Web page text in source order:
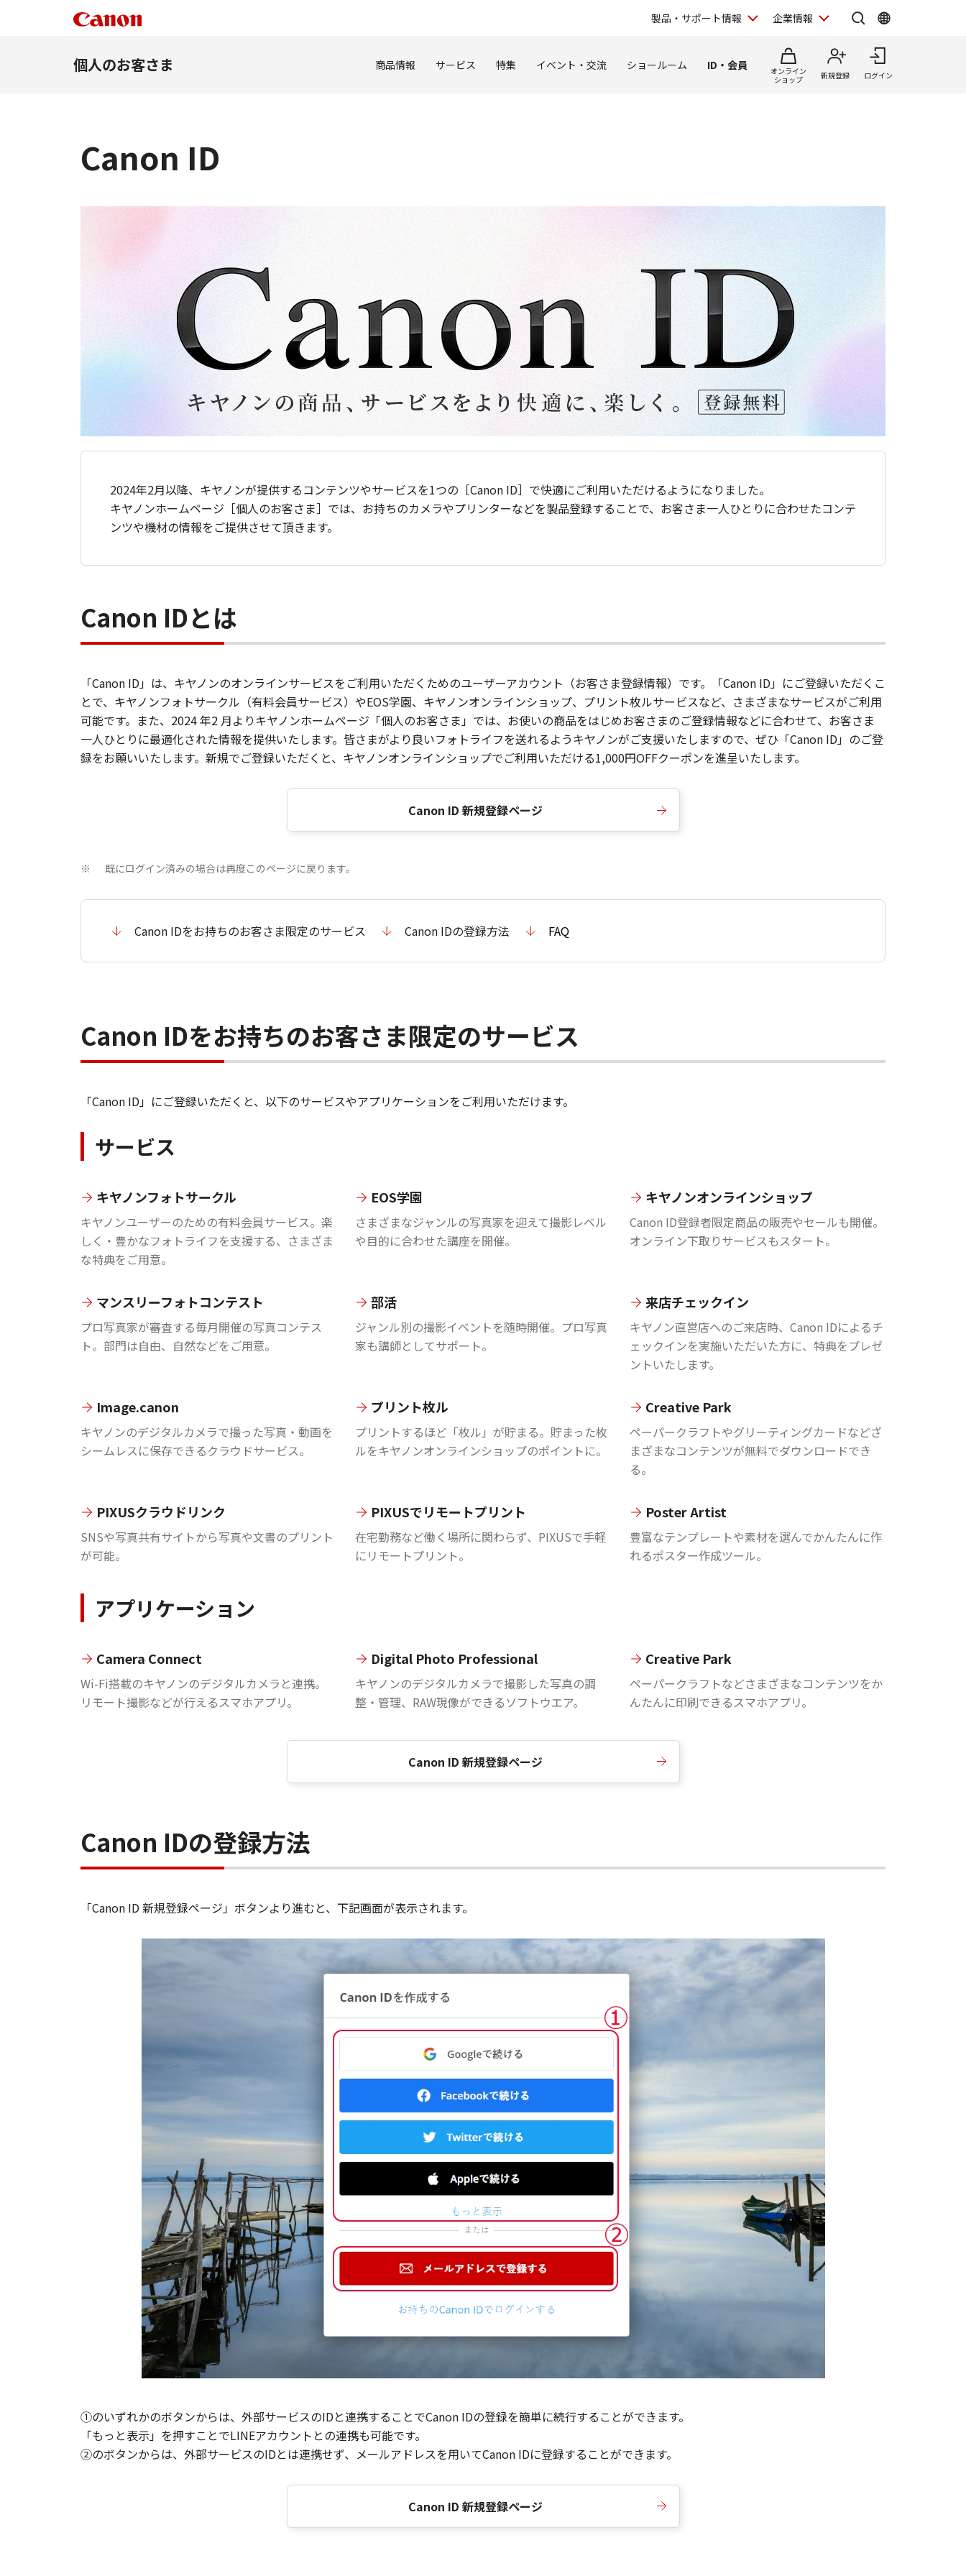
製品・サポート情報 企業情報
個人のお客さま 商品情報 サービス 特集 イベント・交流 ショールーム ID・会員
オンライン
ショップ
新規登録 ログイン
Canon ID
2024年2月以降、キヤノンが提供するコンテンツやサービスを1つの［Canon ID］で快適にご利用いただけるようになりました。
キヤノンホームページ［個人のお客さま］では、お持ちのカメラやプリンターなどを製品登録することで、お客さま一人ひとりに合わせたコンテ
ンツや機材の情報をご提供させて頂きます。
Canon IDとは
「Canon ID」は、キヤノンのオンラインサービスをご利用いただくためのユーザーアカウント（お客さま登録情報）です。「Canon ID」にご登録いただくこ
とで、キヤノンフォトサークル（有料会員サービス）やEOS学園、キヤノンオンラインショップ、プリント枚ルサービスなど、さまざまなサービスがご利用
可能です。また、2024 年2 月よりキヤノンホームページ「個人のお客さま」では、お使いの商品をはじめお客さまのご登録情報などに合わせて、お客さま
一人ひとりに最適化された情報を提供いたします。皆さまがより良いフォトライフを送れるようキヤノンがご支援いたしますので、ぜひ「Canon ID」のご登
録をお願いいたします。新規でご登録いただくと、キヤノンオンラインショップでご利用いただける1,000円OFFクーポンを進呈いたします。
Canon ID 新規登録ページ
※ 既にログイン済みの場合は再度このページに戻ります。
Canon IDをお持ちのお客さま限定のサービス Canon IDの登録方法 FAQ
Canon IDをお持ちのお客さま限定のサービス
「Canon ID」にご登録いただくと、以下のサービスやアプリケーションをご利用いただけます。
サービス
キヤノンフォトサークル
キヤノンユーザーのための有料会員サービス。楽
しく・豊かなフォトライフを支援する、さまざま
な特典をご用意。
EOS学園
さまざまなジャンルの写真家を迎えて撮影レベル
や目的に合わせた講座を開催。
キヤノンオンラインショップ
Canon ID登録者限定商品の販売やセールも開催。
オンライン下取りサービスもスタート。
マンスリーフォトコンテスト
プロ写真家が審査する毎月開催の写真コンテス
ト。部門は自由、自然などをご用意。
部活
ジャンル別の撮影イベントを随時開催。プロ写真
家も講師としてサポート。
来店チェックイン
キヤノン直営店へのご来店時、Canon IDによるチ
ェックインを実施いただいた方に、特典をプレゼ
ントいたします。
Image.canon
キヤノンのデジタルカメラで撮った写真・動画を
シームレスに保存できるクラウドサービス。
プリント枚ル
プリントするほど「枚ル」が貯まる。貯まった枚
ルをキヤノンオンラインショップのポイントに。
Creative Park
ペーパークラフトやグリーティングカードなどざ
まざまなコンテンツが無料でダウンロードでき
る。
PIXUSクラウドリンク
SNSや写真共有サイトから写真や文書のプリント
が可能。
PIXUSでリモートプリント
在宅勤務など働く場所に関わらず、PIXUSで手軽
にリモートプリント。
Poster Artist
豊富なテンプレートや素材を選んでかんたんに作
れるポスター作成ツール。
アプリケーション
Camera Connect
Wi-Fi搭載のキヤノンのデジタルカメラと連携。
リモート撮影などが行えるスマホアプリ。
Digital Photo Professional
キヤノンのデジタルカメラで撮影した写真の調
整・管理、RAW現像ができるソフトウエア。
Creative Park
ペーパークラフトなどさまざまなコンテンツをか
んたんに印刷できるスマホアプリ。
Canon ID 新規登録ページ
Canon IDの登録方法
「Canon ID 新規登録ページ」ボタンより進むと、下記画面が表示されます。
①のいずれかのボタンからは、外部サービスのIDと連携することでCanon IDの登録を簡単に続行することができます。
「もっと表示」を押すことでLINEアカウントとの連携も可能です。
②のボタンからは、外部サービスのIDとは連携せず、メールアドレスを用いてCanon IDに登録することができます。
Canon ID 新規登録ページ